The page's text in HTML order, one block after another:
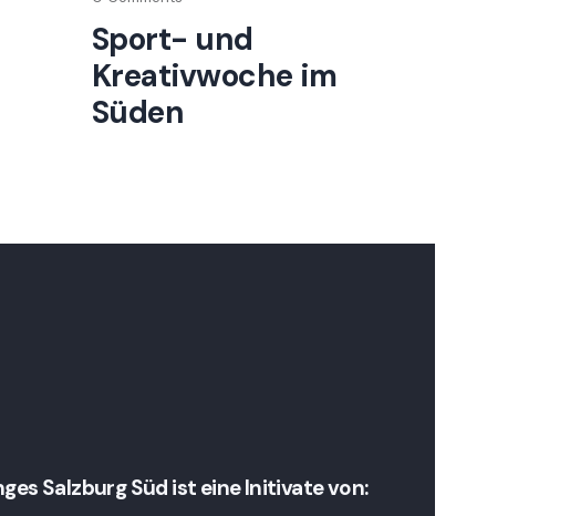
Sport- und
Kreativwoche im
Süden
Salzburg Süd ist eine Initivate von: